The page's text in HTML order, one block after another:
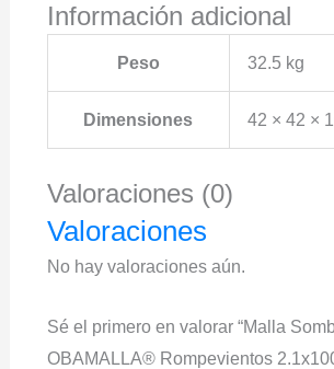
Información adicional
Peso 32.5 kg
Dimensiones 42 × 42 ×
Valoraciones (0)
Valoraciones
No hay valoraciones aún.
Sé el primero en valorar “Malla
OBAMALLA® Rompevientos